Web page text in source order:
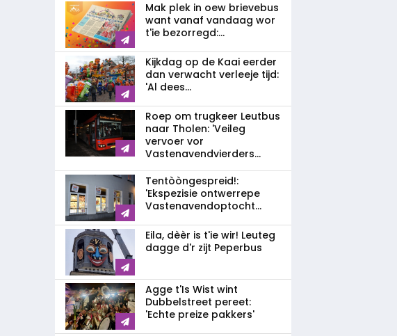
Mak plek in oew brievebus
want vanaf vandaag wor
t'ie bezorregd:...
Kijkdag op de Kaai eerder
dan verwacht verleeje tijd:
'Al dees...
Roep om trugkeer Leutbus
naar Tholen: 'Veileg
vervoer vor
Vastenavendvierders...
Tentòòngespreid!:
'Ekspezisie ontwerrepe
Vastenavendoptocht...
Eila, dèèr is t'ie wir! Leuteg
dagge d'r zijt Peperbus
Agge t'Is Wist wint
Dubbelstreet pereet:
'Echte preize pakkers'